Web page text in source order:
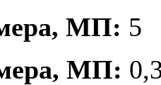
МП: 5
МП: